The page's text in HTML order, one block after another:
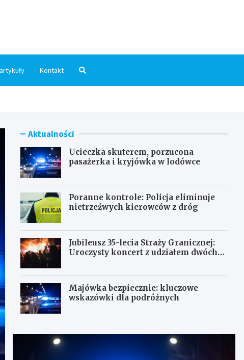
Kontakt
Aktualności
Ucieczka skuterem, porzucona
pasażerka i kryjówka w lodówce
Poranne kontrole: Policja eliminuje
nietrzeźwych kierowców z dróg
Jubileusz 35-lecia Straży Granicznej:
Uroczysty koncert z udziałem dwóch
Majówka bezpiecznie: kluczowe
wskazówki dla podróżnych